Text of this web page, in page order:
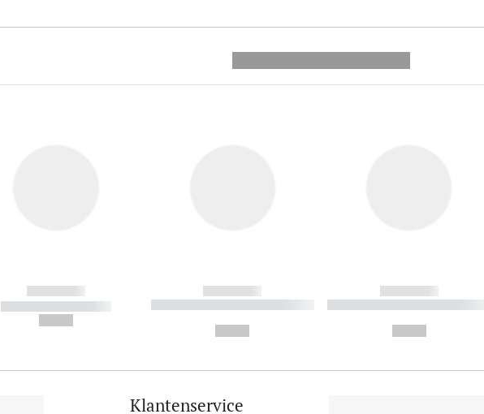
------------
----------- -----------
------------
----------- ----------- ----------
------------
----------- ----------- ----------
Klantenservice